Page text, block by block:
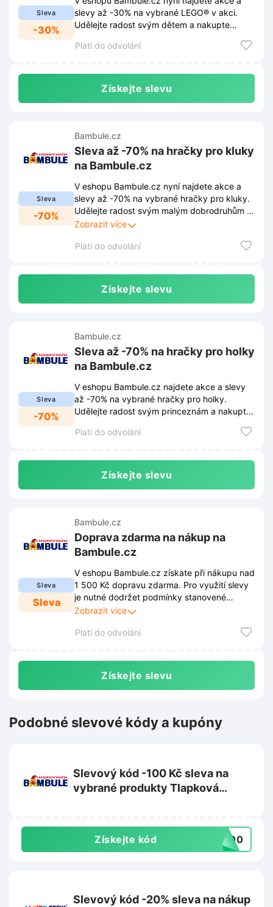
Sleva
-30%
slevy až -30% na vybrané LEGO® v akci.
Udělejte radost svým dětem a nakupte
Platí do odvolání
Získejte slevu
Sleva
-70%
Bambule.cz
Sleva až -70% na hračky pro kluky
na Bambule.cz
V eshopu Bambule.cz nyní najdete akce a
slevy až -70% na vybrané hračky pro kluky.
Udělejte radost svým malým dobrodruhům a
nakupte dárky za skvělé ceny v této
Zobrazit více
Platí do odvolání
Získejte slevu
Sleva
-70%
Bambule.cz
Sleva až -70% na hračky pro holky
na Bambule.cz
V eshopu Bambule.cz najdete akce a slevy
až -70% na vybrané hračky pro holky.
Udělejte radost svým princeznám a nakupte
Platí do odvolání
Získejte slevu
Sleva
Sleva
Bambule.cz
Doprava zdarma na nákup na
Bambule.cz
V eshopu Bambule.cz získate při nákupu nad
1 500 Kč dopravu zdarma. Pro využití slevy
je nutné dodržet podmínky stanovené
obchodem. Tyto podmínky jsou zveřejněny
se průběžně měnit.
Zobrazit více
Platí do odvolání
Získejte slevu
Podobné slevové kódy a kupóny
Slevový kód -100 Kč sleva na
vybrané produkty Tlapková
Získejte kód A100
Slevový kód -20% sleva na nákup